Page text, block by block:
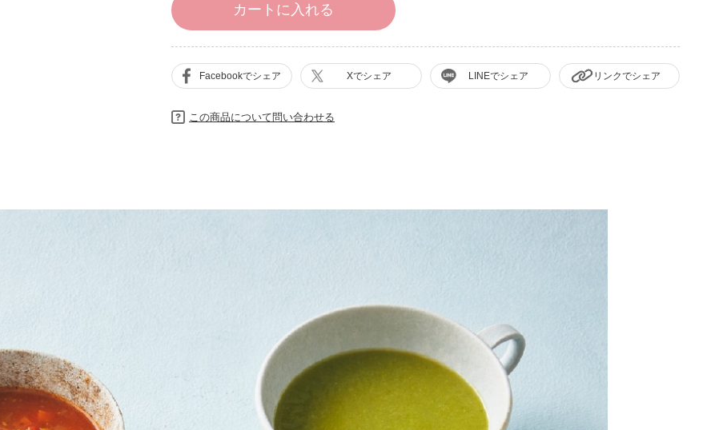
カートに入れる
この商品について問い合わせる
Facebookでシェア Xでシェア LINEでシェア リンクでシェア